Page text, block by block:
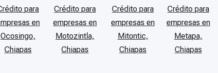
para
en
Ocosingo,
Chiapas
Crédito para
empresas en
Motozintla,
Chiapas
Crédito para
empresas en
Mitontic,
Chiapas
Crédito para
empresas en
Metapa,
Chiapas